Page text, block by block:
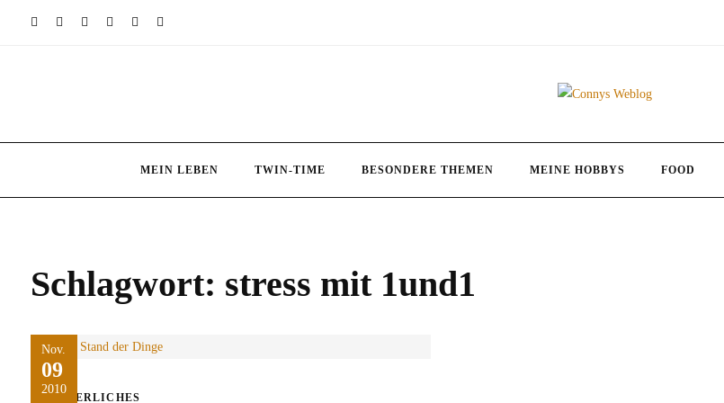
MEIN LEBEN TWIN-TIME BESONDERE THEMEN MEINE HOBBYS FOOD
Schlagwort: stress mit 1und1
Nov.
09
2010
ÄRGERLICHES